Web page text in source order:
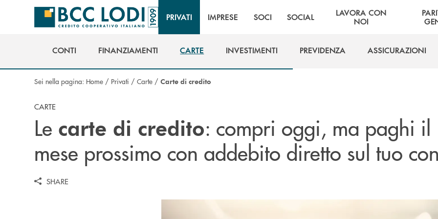
Salta al contenuto principale
PRIVATI IMPRESE SOCI SOCIAL
LAVORA CON
NOI
CONTI
FINANZIAMENTI
CARTE
INVESTIMENTI
PREVIDENZA
ASSICURAZIONI
Sei nella pagina: Home / Privati / Carte / Carte di credito
CARTE
Le carte di credito: compri oggi, ma paghi il
mese prossimo con addebito diretto sul tuo
SHARE